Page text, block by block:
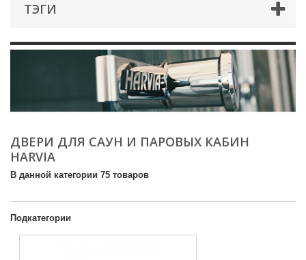
ТЭГИ
ДВЕРИ ДЛЯ САУН И ПАРОВЫХ КАБИН
HARVIA
В данной категории 75 товаров
Подкатегории